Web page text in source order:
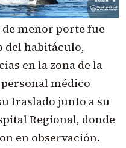
menor porte fue
del habitáculo,
en la zona de la
médico
traslado junto a su
Regional, donde
en observación.